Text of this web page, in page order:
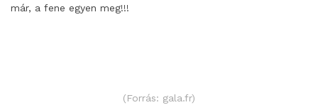
már, a fene egyen meg!!!
(Forrás: gala.fr)